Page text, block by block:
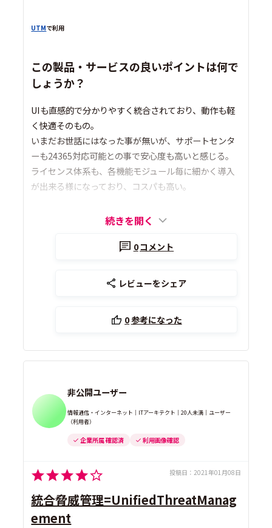
UTMで利用
この製品・サービスの良いポイントは何で
しょうか？
UIも直感的で分かりやすく統合されており、動作も軽
く快適そのもの。
いまだお世話にはなった事が無いが、サポートセンタ
ーも24365対応可能との事で安心度も高いと感じる。
ライセンス体系も、各機能モジュール毎に細かく導入
が出来る様になっており、コスパも高い。
続きを開く
0コメント
レビューをシェア
0参考になった
非公開ユーザー
情報通信・インターネット｜ITアーキテクト｜20人未満｜ユーザー
（利用者）
企業所属 確認済 利用画像確認
投稿日： 2021年01月08日
統合脅威管理=UnifiedThreatManag
ement